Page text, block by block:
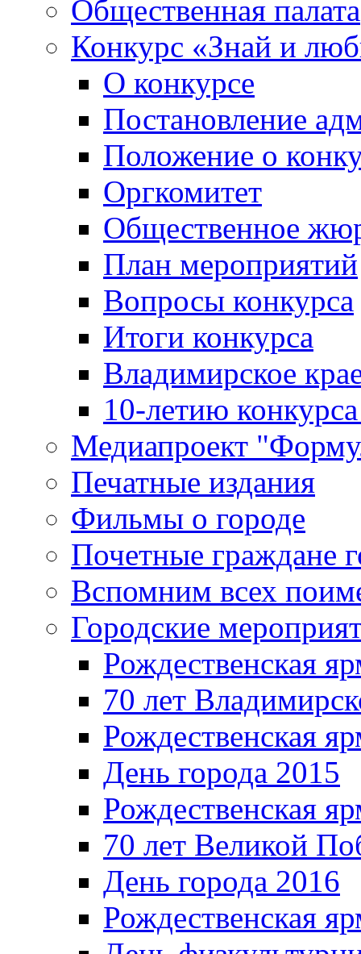
Общественная палата
Конкурс «Знай и
О конкурсе
Постановление
Положение о
Оргкомитет
Общественное
План мероприятий
Вопросы конкурса
Итоги конкурса
Владимирское
10-летию
Медиапроект
Печатные издания
Фильмы о городе
Почетные граждане
Вспомним всех
Городские
Рождественская
70 лет
Рождественская
День города 2015
Рождественская
70 лет Великой
День города 2016
Рождественская